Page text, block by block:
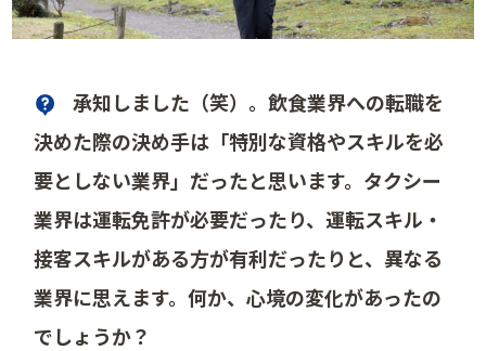
承知しました（笑）。飲食業界への転職を
決めた際の決め手は「特別な資格やスキルを必
要としない業界」だったと思います。タクシー
業界は運転免許が必要だったり、運転スキル・
接客スキルがある方が有利だったりと、異なる
業界に思えます。何か、心境の変化があったの
でしょうか？